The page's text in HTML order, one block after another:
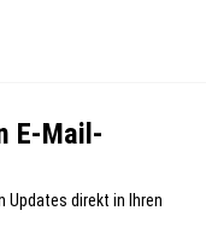
E-Mail-
Updates direkt in Ihren